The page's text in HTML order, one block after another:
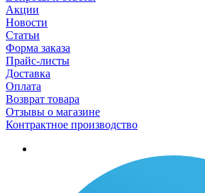
Акции
Новости
Статьи
Форма заказа
Прайс-листы
Доставка
Оплата
Возврат товара
Отзывы о магазине
Контрактное производство